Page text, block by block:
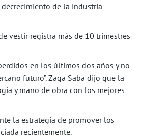
de la industria
vestir registra más de 10 trimestres
en los últimos dos años y no
futuro”. Zaga Saba dijo que la
y mano de obra con los mejores
la estrategia de promover los
recientemente.